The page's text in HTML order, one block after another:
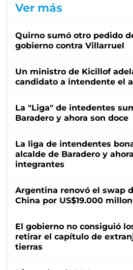
Ver más
Quirno sumó otro pedido
gobierno contra Villarruel
Un ministro de Kicillof
candidato a intendente el
La "Liga" de intedentes
Baradero y ahora son doce
La liga de intendentes
alcalde de Baradero y
integrantes
Argentina renovó el swap
China por US$19.000
El gobierno no consiguió
retirar el capítulo de
tierras